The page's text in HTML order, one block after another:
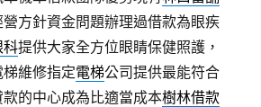
方針資金問題辦理過借款為眼疾
科提供大家全方位眼睛保健照護，
維修指定電梯公司提供最能符合
的中心成為比適當成本樹林借款